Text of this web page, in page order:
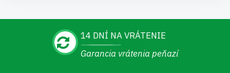
14 DNÍ NA VRÁTENIE
Garancia vrátenia peňazí